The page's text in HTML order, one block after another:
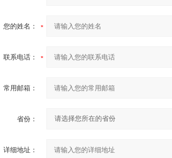
您的姓名：
联系电话：
常用邮箱：
省份：
详细地址：